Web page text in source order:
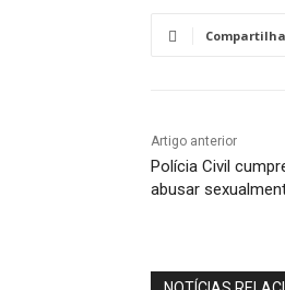
Artigo anterior
Polícia Civil
abusar